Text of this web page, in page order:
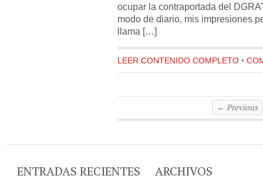
ocupar la contraportada del
modo de diario, mis impresiones
llama […]
LEER CONTENIDO COMPLETO •
← Previous
ENTRADAS RECIENTES ARCHIVOS